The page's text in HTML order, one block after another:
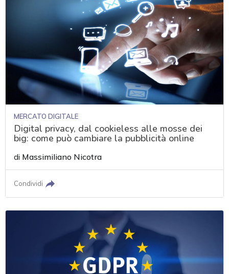
MERCATO DIGITALE
Digital privacy, dal cookieless alle mosse dei
big: come può cambiare la pubblicità online
di Massimiliano Nicotra
Condividi